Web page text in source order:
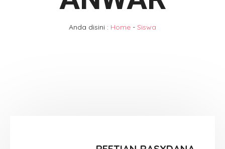
Anda disini : Home - Siswa